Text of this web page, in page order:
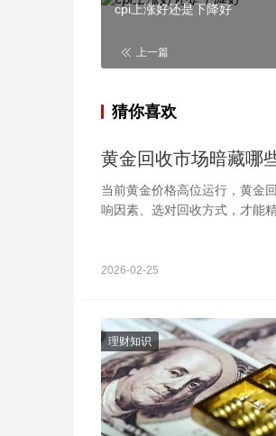
cpi上涨好还是下降好
上一篇
猜你喜欢
黄金回收市场暗藏哪
当前黄金价格高位运行，黄金
响因素、选对回收方式，才能
2026-02-25
理财知识